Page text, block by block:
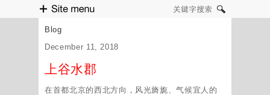
Blog
December 11, 2018
上谷水郡
在首都北京的西北方向，风光旖旎、气候宜人的